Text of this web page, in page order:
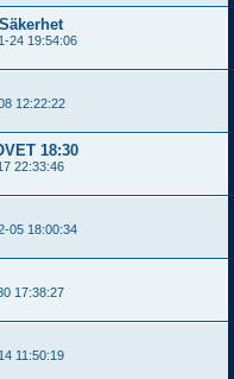
24 19:54:06
12:22:22
18:30
22:33:46
05 18:00:34
17:38:27
11:50:19